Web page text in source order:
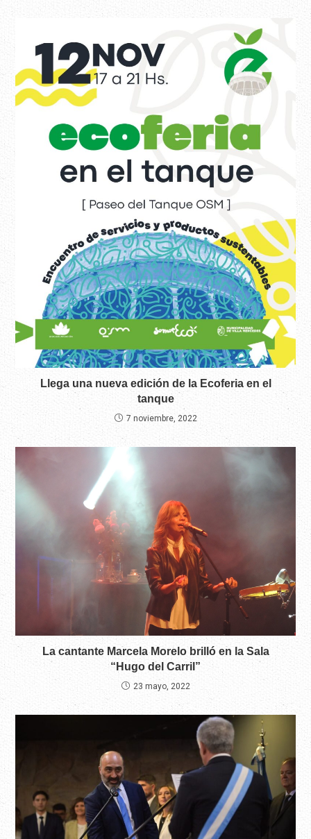
Llega una nueva edición de la Ecoferia en el
tanque
7 noviembre, 2022
La cantante Marcela Morelo brilló en la Sala
“Hugo del Carril”
23 mayo, 2022